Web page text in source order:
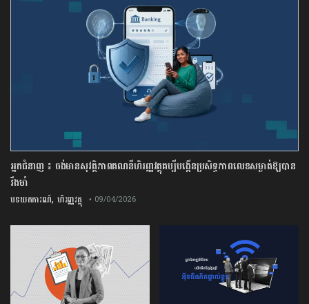
អ្នកជំនាញ ៖ ចង់មានសុវត្ថិភាពគណនីហិរញ្ញវត្ថុគប្បីបង្កើនប្រសិទ្ធភាពលេខសម្ងាត់ឱ្យបាន
រឹងមាំ
បទយកការណ៍, ហិរញ្ញវត្ថុ • 09/04/2026